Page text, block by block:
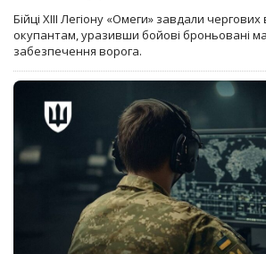
Бійці ХІІІ Легіону «Омеги» завдали
окупантам, уразивши бойові броньовані
забезпечення ворога.